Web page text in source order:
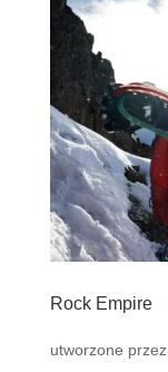
Rock Empire
utworzone przez